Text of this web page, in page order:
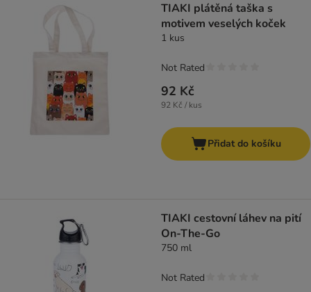
TIAKI plátěná taška s
motivem veselých koček
1 kus
92 Kč
92 Kč / kus
Not Rated
Přidat do košíku
TIAKI cestovní láhev na pití
On-The-Go
750 ml
Not Rated